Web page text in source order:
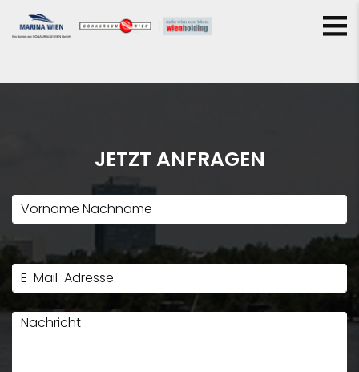
JETZT ANFRAGEN
lasse
dieses
leer.